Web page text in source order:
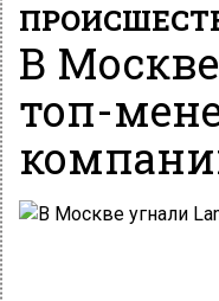
В
топ-